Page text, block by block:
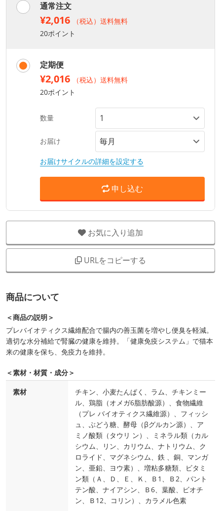
通常注文
¥2,016
（税込）送料無料
20ポイント
定期便
¥2,016
（税込）送料無料
20ポイント
数量
お届け
お届けサイクルの詳細を設定する
申し込む
お気に入り追加
URLをコピーする
商品について
＜商品の説明＞
プレバイオティクス繊維配合で腸内の善玉菌を増やし便臭を軽減。
適切な水分補給で腎臓の健康を維持。「健康免疫システム」で猫本
来の健康を保ち、免疫力を維持。
＜素材・材質・成分＞
素材
チキン、小麦たんぱく、ラム、チキンミー
ル、鶏脂（オメガ6脂肪酸源）、食物繊維
（プレ バイオティクス繊維源）、フィッシ
ュ、ぶどう糖、酵母（βグルカン源）、ア
ミノ酸類（タウリ ン）、ミネラル類（カル
シウム、リン、カリウム、ナトリウム、ク
ロライド、マグネシウム、鉄 、銅、マンガ
ン、亜鉛、ヨウ素）、増粘多糖類、ビタミ
ン類（Ａ、Ｄ、Ｅ、Ｋ、Ｂ1、Ｂ2、パント
テン酸、ナイアシン、Ｂ6、葉酸、ビオチ
ン、Ｂ12、コリン）、カラメル色素